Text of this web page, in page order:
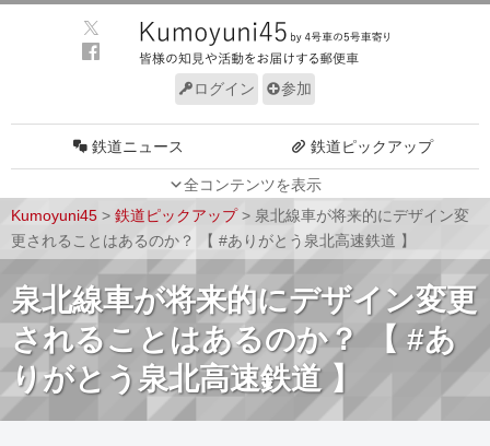
ログイン 参加
全コンテンツを表示
鉄道ニュース 鉄道ピックアップ
車両技術 路線探訪
ルール サイトについて
Kumoyuni45 > 鉄道ピックアップ> 泉北線車が将来的にデザイン変
更されることはあるのか？ 【 #ありがとう泉北高速鉄道 】
泉北線車が将来的にデザイン変更
されることはあるのか？ 【 #あ
りがとう泉北高速鉄道 】